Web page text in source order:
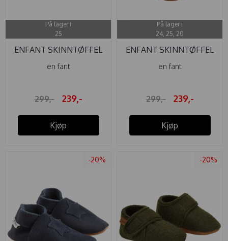
På lager i
25
ENFANT SKINNTØFFEL
STJERNE ...
en fant
299,- 239,-
Kjøp
På lager i
24, 25, 20
ENFANT SKINNTØFFEL
STJERNE ...
en fant
299,- 239,-
Kjøp
-20% -20%